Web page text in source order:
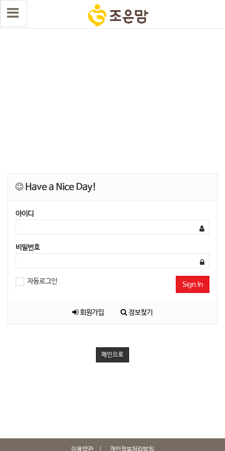
Have a Nice Day!
아이디
비밀번호
자동로그인 Sign In
회원가입 정보찾기
메인으로
이용약관 개인정보처리방침